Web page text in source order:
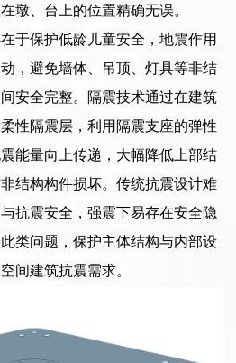
墩、台上的位置精确无误。
于保护低龄儿童安全，地震作用
，避免墙体、吊顶、灯具等非结
安全完整。隔震技术通过在建筑
性隔震层，利用隔震支座的弹性
能量向上传递，大幅降低上部结
结构构件损坏。传统抗震设计难
抗震安全，强震下易存在安全隐
类问题，保护主体结构与内部设
间建筑抗震需求。